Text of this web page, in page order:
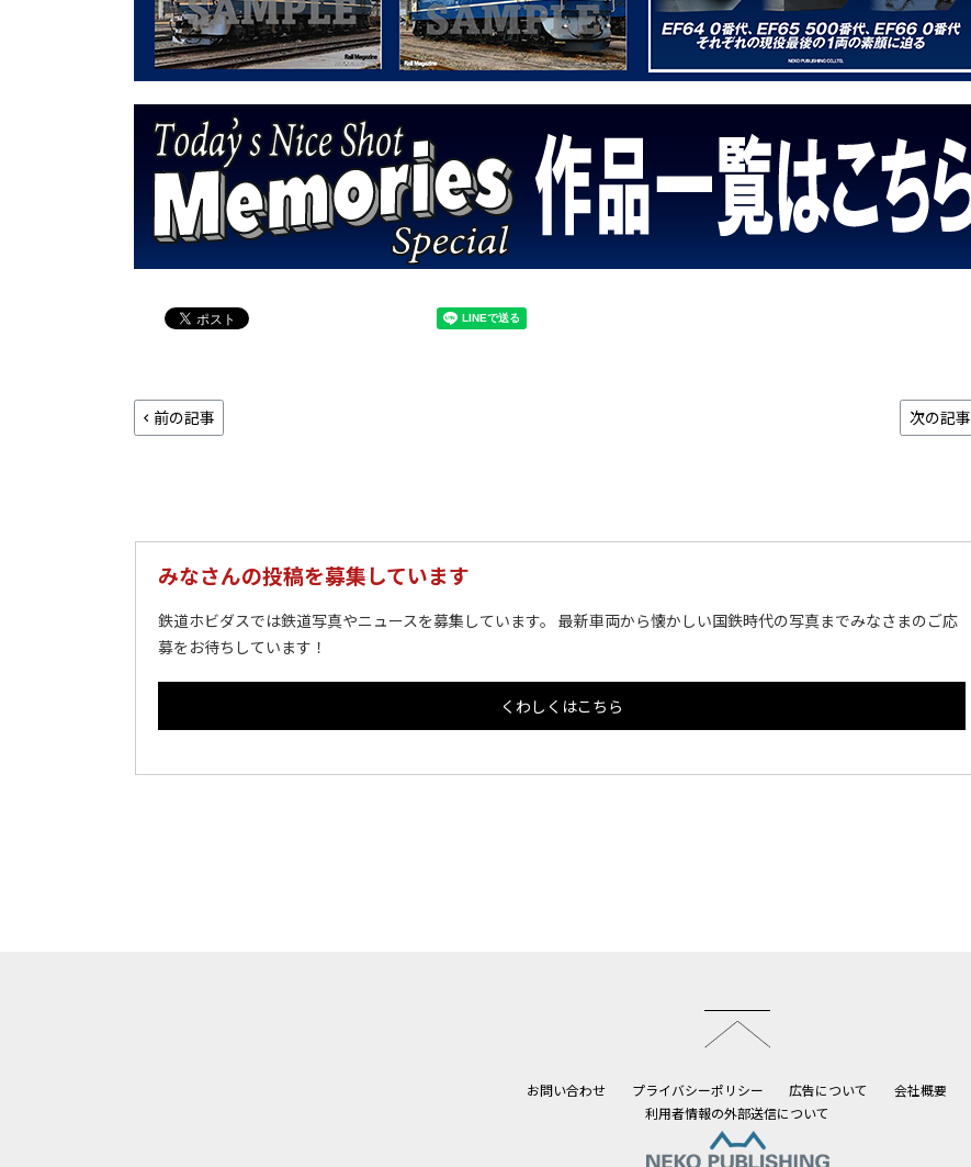
前の記事 次の記事
みなさんの投稿を募集しています
鉄道ホビダスでは鉄道写真やニュースを募集しています。 最新車両から懐かしい国鉄時代の写真までみなさまのご応
募をお待ちしています！
くわしくはこちら
お問い合わせ プライバシーポリシー 広告について
会社概要
利用者情報の外部送信について